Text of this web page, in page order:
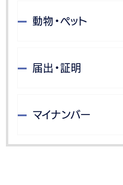
動物・ペット
届出・証明
マイナンバー